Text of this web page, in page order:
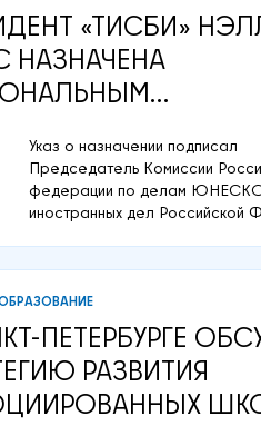
«ТИСБИ»
НАЗНАЧЕНА
РФ
Указ о назначении подписал
Председатель Комиссии
федерации по делам
иностранных дел Российской
ПЕТЕРБУРГЕ
РАЗВИТИЯ